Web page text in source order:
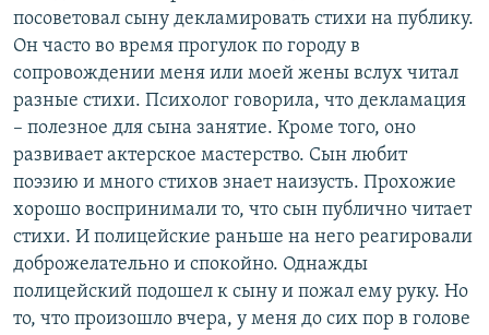
посоветовал сыну декламировать стихи на публику.
Он часто во время прогулок по городу в
сопровождении меня или моей жены вслух читал
разные стихи. Психолог говорила, что декламация
– полезное для сына занятие. Кроме того, оно
развивает актерское мастерство. Сын любит
поэзию и много стихов знает наизусть. Прохожие
хорошо воспринимали то, что сын публично читает
стихи. И полицейские раньше на него реагировали
доброжелательно и спокойно. Однажды
полицейский подошел к сыну и пожал ему руку. Но
то, что произошло вчера, у меня до сих пор в голове